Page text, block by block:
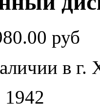
руб
в г.
1942